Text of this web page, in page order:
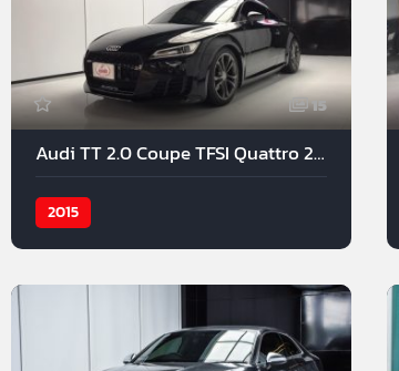
15
Audi TT 2.0 Coupe TFSI Quattro 2015
2015